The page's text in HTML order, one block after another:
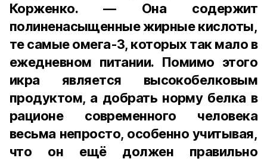
Корженко. — Она содержит
полиненасыщенные жирные кислоты,
те самые омега-3, которых так мало в
ежедневном питании. Помимо этого
икра является высокобелковым
продуктом, а добрать норму белка в
рационе современного человека
весьма непросто, особенно учитывая,
что он ещё должен правильно